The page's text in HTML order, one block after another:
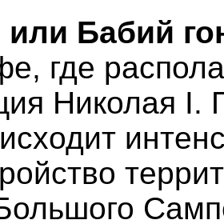
или Бабий
где
Николая I.